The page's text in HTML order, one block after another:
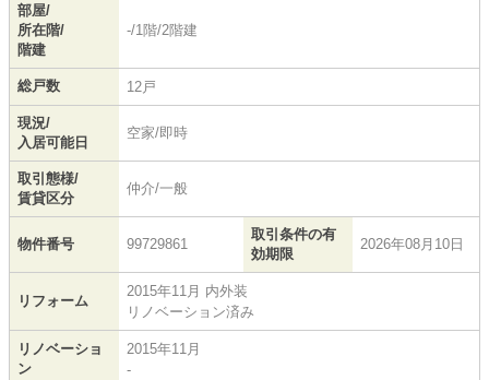
部屋/
所在階/
階建
-/1階/2階建
総戸数 12戸
現況/
入居可能日
空家/即時
取引態様/
賃貸区分
仲介/一般
物件番号 99729861
取引条件の有
効期限
2026年08月10日
リフォーム
2015年11月 内外装
リノベーション済み
リノベーショ
ン
2015年11月
-